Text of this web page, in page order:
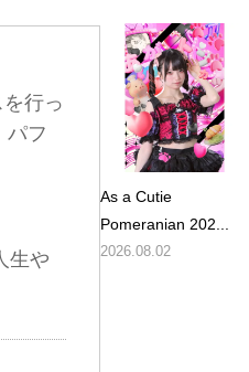
行っ
パフ
生や
As a Cutie
Pomeranian 202...
2026.08.02